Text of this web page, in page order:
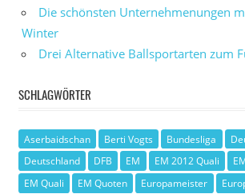
Die schönsten Unternehmenungen
Winter
Drei Alternative Ballsportarten zum
SCHLAGWÖRTER
Aserbaidschan Berti Vogts Bundesliga
Deutschland
DFB EM EM 2012 Quali
EM Quali
EM Quoten Europameister